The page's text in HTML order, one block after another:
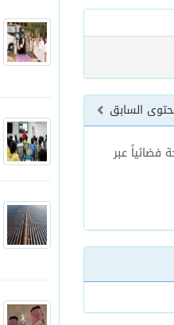
السابق
فضائياً عبر